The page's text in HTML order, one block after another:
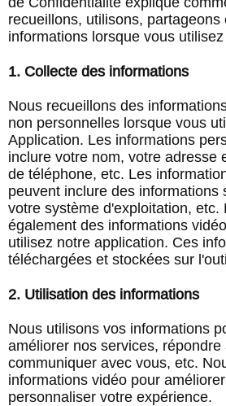
recueillons, utilisons,
informations lorsque vous
1. Collecte des informations
Nous recueillons des
non personnelles lorsque vous
Application. Les informations
inclure votre nom, votre adresse
de téléphone, etc. Les
peuvent inclure des informations
votre système d'exploitation, etc.
également des informations
utilisez notre application. Ces
téléchargées et stockées sur
2. Utilisation des informations
Nous utilisons vos informations
améliorer nos services, répondre
communiquer avec vous, etc.
informations vidéo pour
personnaliser votre expérience.